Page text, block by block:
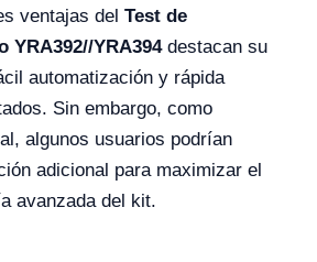
ventajas del Test de
YRA392//YRA394destacan su
automatización y rápida
Sin embargo, como
algunos usuarios podrían
adicional para maximizar el
avanzada del kit.